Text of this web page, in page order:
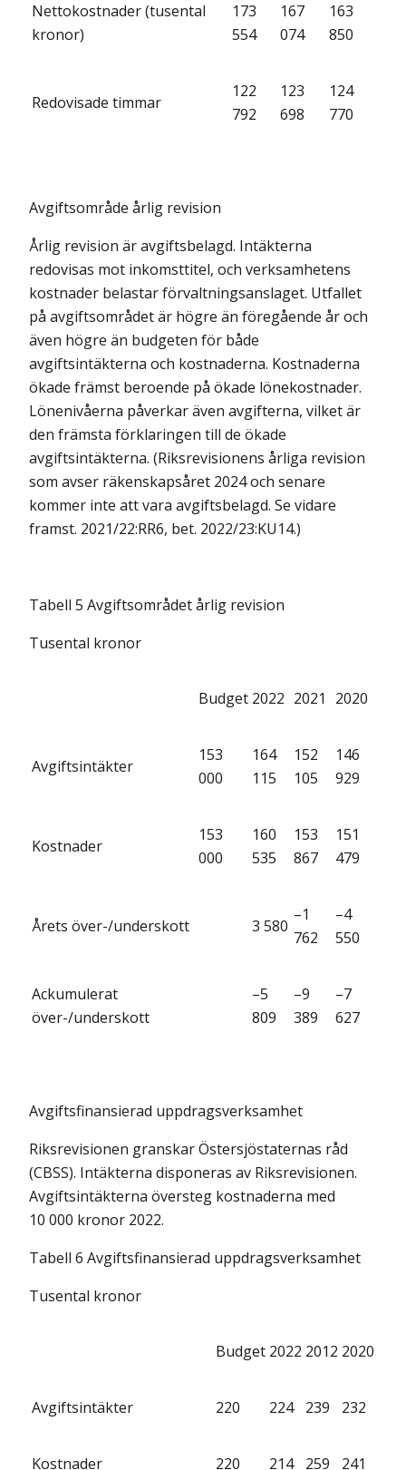
Nettokostnader (tusental
kronor)
173
554
167
074
163
850
Redovisade timmar
122
792
123
698
124
770
Avgiftsområde årlig revision
Årlig revision är avgiftsbelagd. Intäkterna
redovisas mot inkomsttitel, och verksamhetens
kostnader belastar förvaltningsanslaget. Utfallet
på avgifts­området är högre än föregående år och
även högre än budgeten för både
avgiftsintäkterna och kostnaderna. Kostnaderna
ökade främst beroende på ökade lönekostnader.
Lönenivåerna påverkar även avgifterna, vilket är
den främsta förklaringen till de ökade
avgiftsintäkterna. (Riksrevisionens årliga revision
som avser räkenskapsåret 2024 och senare
kommer inte att vara avgiftsbelagd. Se vidare
framst. 2021/22:RR6, bet. 2022/23:KU14.)
Tabell 5 Avgiftsområdet årlig revision
Tusental kronor
Budget 2022 2021 2020
Avgiftsintäkter
153
000
164
115
152
105
146
929
Kostnader
153
000
160
535
153
867
151
479
Årets över-/underskott 3 580
–1
762
–4
550
Ackumulerat
över-/underskott
–5
809
–9
389
–7
627
Avgiftsfinansierad uppdragsverksamhet
Riksrevisionen granskar Östersjöstaternas råd
(CBSS). Intäkterna disponeras av Riksrevisionen.
Avgiftsintäkterna översteg kostnaderna med
10 000 kronor 2022.
Tabell 6 Avgiftsfinansierad uppdragsverksamhet
Tusental kronor
Budget 2022 2012 2020
Avgiftsintäkter 220 224 239 232
Kostnader 220 214 259 241